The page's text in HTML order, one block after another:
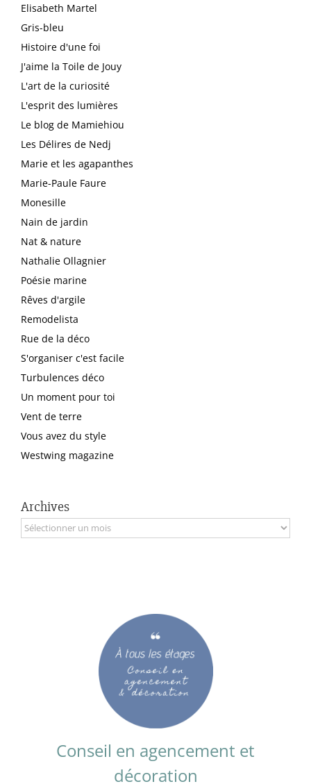
Elisabeth Martel
Gris-bleu
Histoire d'une foi
J'aime la Toile de Jouy
L'art de la curiosité
L'esprit des lumières
Le blog de Mamiehiou
Les Délires de Nedj
Marie et les agapanthes
Marie-Paule Faure
Monesille
Nain de jardin
Nat & nature
Nathalie Ollagnier
Poésie marine
Rêves d'argile
Remodelista
Rue de la déco
S'organiser c'est facile
Turbulences déco
Un moment pour toi
Vent de terre
Vous avez du style
Westwing magazine
Archives
Archives
Conseil en agencement et
décoration